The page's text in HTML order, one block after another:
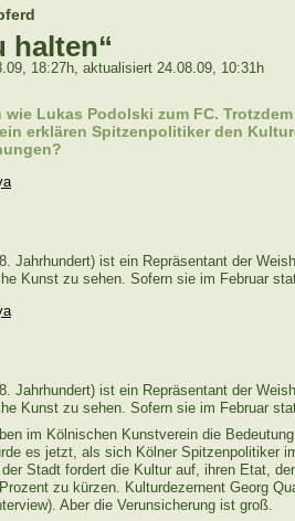
halten“
18:27h, aktualisiert 24.08.09, 10:31h
Lukas Podolski zum FC.
erklären Spitzenpolitiker den
Jahrhundert) ist ein Repräsentant der
Kunst zu sehen. Sofern sie im Februar
Jahrhundert) ist ein Repräsentant der
Kunst zu sehen. Sofern sie im Februar
im Kölnischen Kunstverein die
es jetzt, als sich Kölner Spitzenpolitiker
Stadt fordert die Kultur auf, ihren Etat,
zu kürzen. Kulturdezernent Georg
Aber die Verunsicherung ist groß.